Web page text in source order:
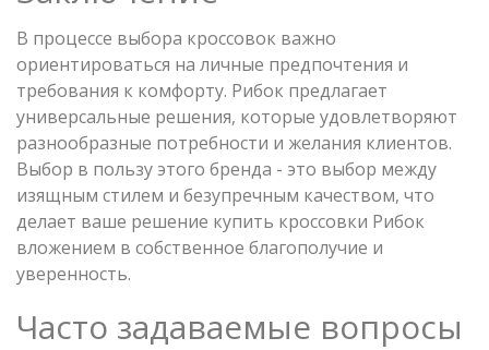
В процессе выбора кроссовок важно
ориентироваться на личные предпочтения и
требования к комфорту. Рибок предлагает
универсальные решения, которые удовлетворяют
разнообразные потребности и желания клиентов.
Выбор в пользу этого бренда - это выбор между
изящным стилем и безупречным качеством, что
делает ваше решение купить кроссовки Рибок
вложением в собственное благополучие и
уверенность.
Часто задаваемые вопросы